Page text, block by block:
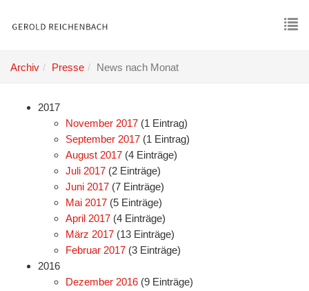
Archiv Presse News nach Monat
2017
November 2017 (1 Eintrag)
September 2017 (1 Eintrag)
August 2017 (4 Einträge)
Juli 2017 (2 Einträge)
Juni 2017 (7 Einträge)
Mai 2017 (5 Einträge)
April 2017 (4 Einträge)
März 2017 (13 Einträge)
Februar 2017 (3 Einträge)
2016
Dezember 2016 (9 Einträge)